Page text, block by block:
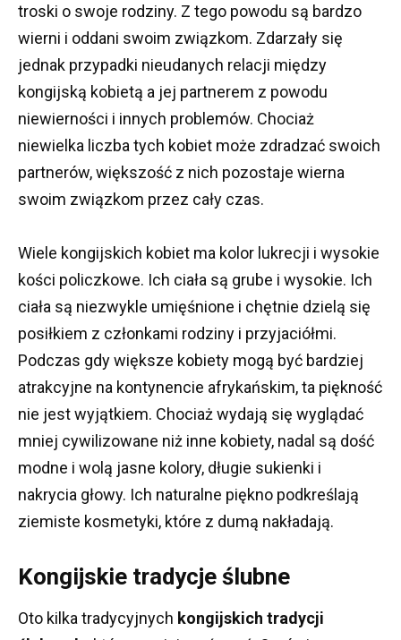
troski o swoje rodziny. Z tego powodu są bardzo
wierni i oddani swoim związkom. Zdarzały się
jednak przypadki nieudanych relacji między
kongijską kobietą a jej partnerem z powodu
niewierności i innych problemów. Chociaż
niewielka liczba tych kobiet może zdradzać swoich
partnerów, większość z nich pozostaje wierna
swoim związkom przez cały czas.
Wiele kongijskich kobiet ma kolor lukrecji i wysokie
kości policzkowe. Ich ciała są grube i wysokie. Ich
ciała są niezwykle umięśnione i chętnie dzielą się
posiłkiem z członkami rodziny i przyjaciółmi.
Podczas gdy większe kobiety mogą być bardziej
atrakcyjne na kontynencie afrykańskim, ta piękność
nie jest wyjątkiem. Chociaż wydają się wyglądać
mniej cywilizowane niż inne kobiety, nadal są dość
modne i wolą jasne kolory, długie sukienki i
nakrycia głowy. Ich naturalne piękno podkreślają
ziemiste kosmetyki, które z dumą nakładają.
Kongijskie tradycje ślubne
Oto kilka tradycyjnych kongijskich tradycji